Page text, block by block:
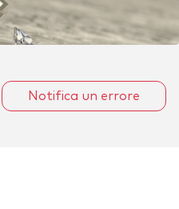
Notifica un errore